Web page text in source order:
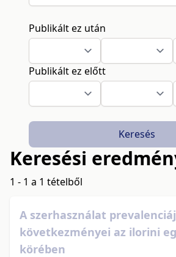
Publikált ez után
Publikált ez előtt
Keresés
Keresési
1 - 1 a 1 tételből
A szerhasználat
következményei az ilorini
körében